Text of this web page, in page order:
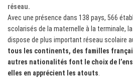
réseau.
Avec une présence dans 138 pays, 566
scolarisés de la maternelle à la terminale,
dispose de plus important réseau scolaire
tous les continents, des familles
autres nationalités font le choix de
elles en apprécient les atouts